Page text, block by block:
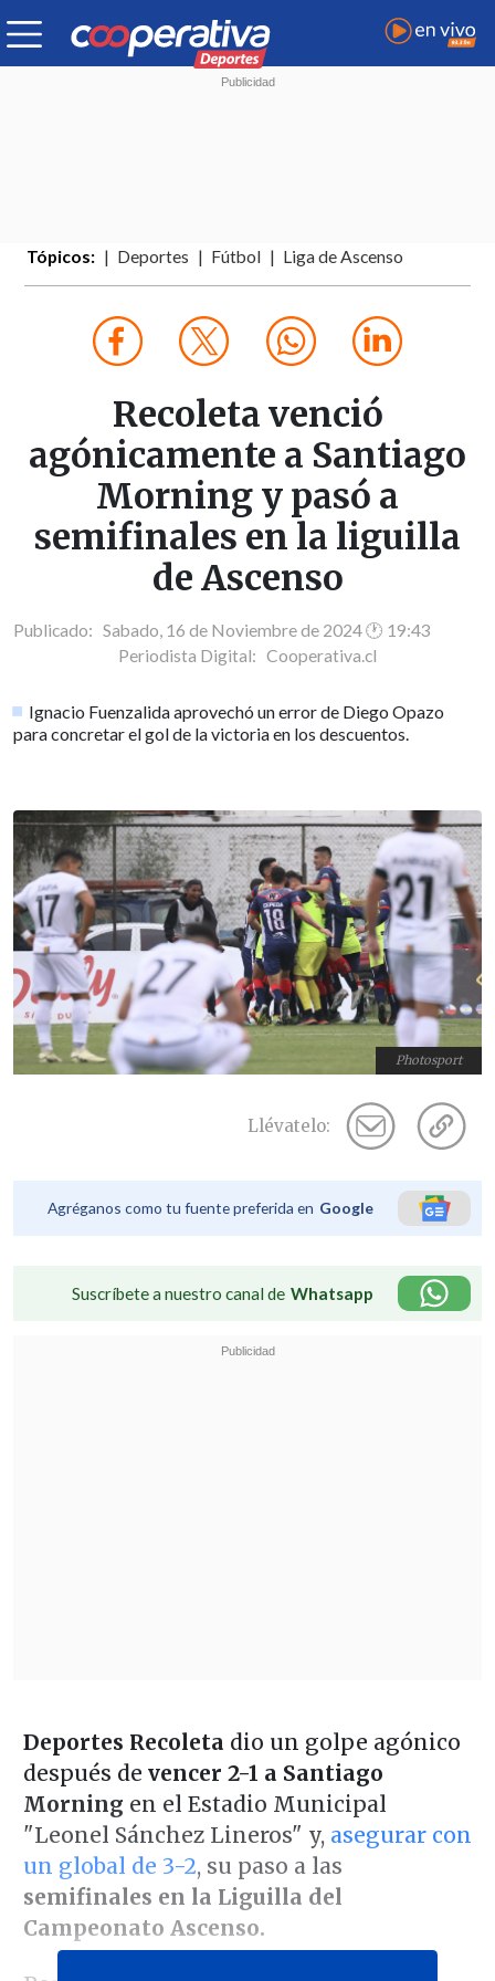
Tópicos: Deportes Fútbol Liga de Ascenso
Recoleta venció
agónicamente a Santiago
Morning y pasó a
semifinales en la liguilla
de Ascenso
Publicado: Sabado, 16 de Noviembre de 2024 🕐 19:43
Periodista Digital: Cooperativa.cl
Ignacio Fuenzalida aprovechó un error de Diego Opazo
para concretar el gol de la victoria en los descuentos.
Photosport
Llévatelo:
Agréganos como tu fuente preferida en Google
Suscríbete a nuestro canal de Whatsapp
Deportes Recoleta dio un golpe agónico
después de vencer 2-1 a Santiago
Morning en el Estadio Municipal
"Leonel Sánchez Lineros" y, asegurar con
un global de 3-2, su paso a las
semifinales en la Liguilla del
Campeonato Ascenso.